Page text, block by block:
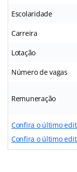
Escolaridade
Carreira
Lotação
Número de vagas
Remuneração
Confira o último
Confira o último